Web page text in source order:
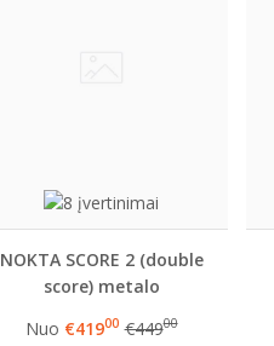
NOKTA SCORE 2 (double
score) metalo
Nuo €41900 €44900